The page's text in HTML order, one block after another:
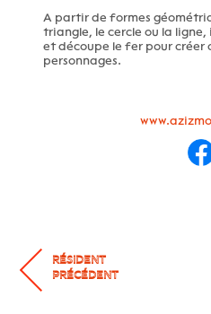
A partir de formes
triangle, le cercle ou la ligne,
et découpe le fer pour créer
personnages.
RÉSIDENT
PRÉCÉDENT